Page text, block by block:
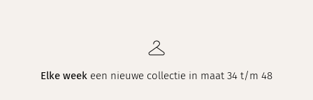
Elke week een nieuwe collectie in maat 34 t/m 48